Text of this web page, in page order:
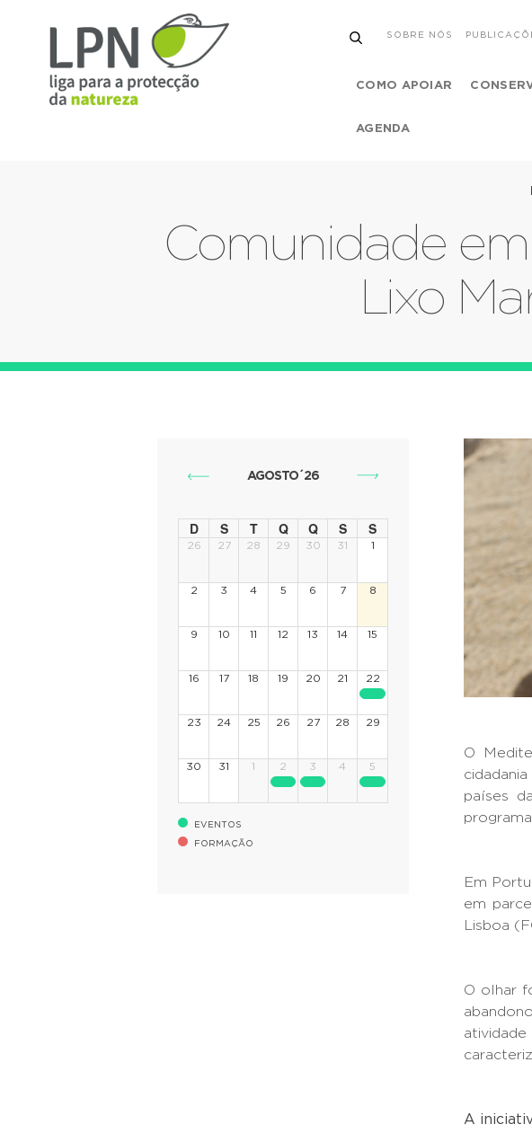
SOBRE NÓS
COMO APOIAR
AGENDA
Comunidade
Lixo
AGOSTO´26
D S T Q Q S S
26 27 28 29 30 31 1
2 3 4 5 6 7 8
9 10 11 12 13 14 15
16 17 18 19 20 21 22
23 24 25 26 27 28 29
30 31 1 2 3 4 5
EVENTOS
FORMAÇÃO
O
países
Em
em
Lisboa
O olhar
A